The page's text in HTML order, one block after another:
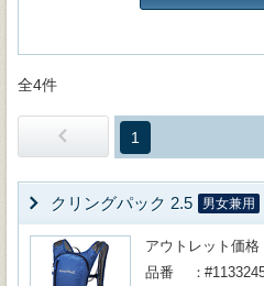
全4件
1
クリングパック 2.5 男女兼用
アウトレット価格
品番